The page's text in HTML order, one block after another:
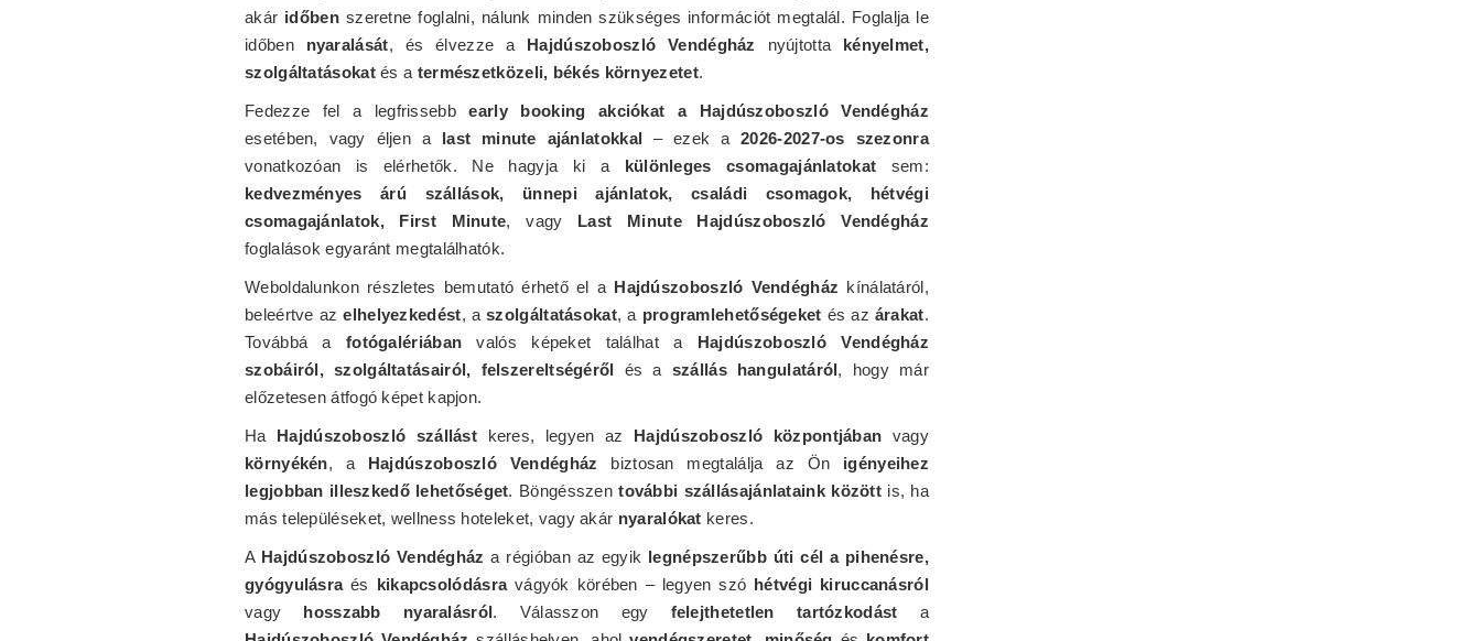
akár időbenszeretne foglalni, nálunk minden szükséges információt megtalál. Foglalja le
időben nyaralását, és élvezze a Hajdúszoboszló Vendégház nyújtotta kényelmet,
szolgáltatásokatés a természetközeli, békés környezetet.
Fedezze fel a legfrissebbearly booking akciókat a Hajdúszoboszló Vendégház
esetében, vagy éljen a last minute ajánlatokkal – ezek a2026-2027-os szezonra
vonatkozóan is elérhetők. Ne hagyja ki a különleges csomagajánlatokat sem:
kedvezményes árú szállások, ünnepi ajánlatok, családi csomagok, hétvégi
csomagajánlatok, First Minute, vagy Last Minute Hajdúszoboszló Vendégház
foglalások egyaránt megtalálhatók.
Weboldalunkon részletes bemutató érhető el a Hajdúszoboszló Vendégház kínálatáról,
beleértve azelhelyezkedést, aszolgáltatásokat, a programlehetőségeket és az árakat.
Továbbá a fotógalériában valós képeket találhat a Hajdúszoboszló Vendégház
szobáiról, szolgáltatásairól, felszereltségéről és a szállás hangulatáról, hogy már
előzetesen átfogó képet kapjon.
Ha Hajdúszoboszló szállást keres, legyen az Hajdúszoboszló központjában vagy
környékén, a Hajdúszoboszló Vendégház biztosan megtalálja az Ön igényeihez
legjobban illeszkedő lehetőséget. Böngésszentovábbi szállásajánlataink között is, ha
más településeket, wellness hoteleket, vagy akár nyaralókat keres.
A Hajdúszoboszló Vendégház a régióban az egyik legnépszerűbb úti cél a pihenésre,
gyógyulásraés kikapcsolódásravágyók körében – legyen szó hétvégi kiruccanásról
vagy hosszabb nyaralásról. Válasszon egy felejthetetlen tartózkodást a